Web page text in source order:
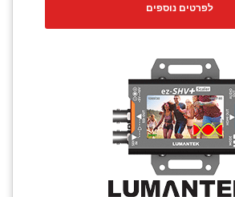
לפרטים נוספים